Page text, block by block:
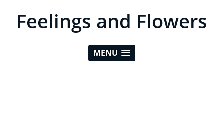
Feelings and Flowers
MENU